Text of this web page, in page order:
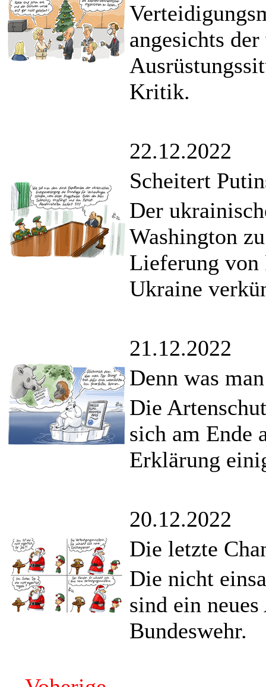
angesichts
Kritik.
22.12.2022
Scheitert
Der
Washington
Lieferung von
Ukraine
21.12.2022
Denn was
Die
sich am Ende
Erklärung
20.12.2022
Die letzte
Die nicht
sind ein
Bundeswehr.